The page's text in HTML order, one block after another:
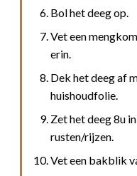
Bol het deeg op.
Vet een
erin.
Dek het deeg af
huishoudfolie.
Zet het deeg 8u
rusten/rijzen.
Vet een bakblik